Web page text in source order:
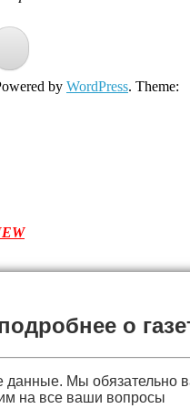
by WordPress. Theme:
о
данные. Мы обязательно
на все ваши вопросы